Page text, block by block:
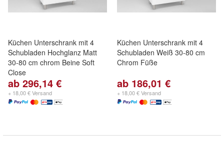
Küchen Unterschrank mit 4
Schubladen Hochglanz Matt
30-80 cm chrom Beine Soft
Close
ab 296,14 €
+ 18,00 € Versand
Küchen Unterschrank mit 4
Schubladen Weiß 30-80 cm
Chrom Füße
ab 186,01 €
+ 18,00 € Versand